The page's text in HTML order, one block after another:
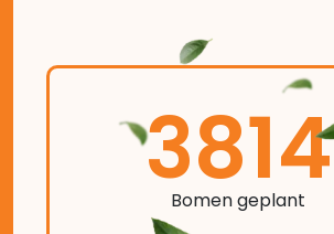
3814
Bomen geplant